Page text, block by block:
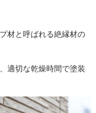
材と呼ばれる絶縁材の
適切な乾燥時間で塗装